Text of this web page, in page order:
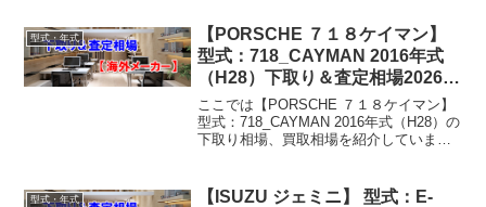
買取り相場：マイナス1万...
型式・年式
【PORSCHE ７１８ケイマン】
型式：718_CAYMAN 2016年式
（H28）下取り＆査定相場2026年
8月！
ここでは【PORSCHE ７１８ケイマン】
型式：718_CAYMAN 2016年式（H28）の
下取り相場、買取相場を紹介していま
り相場：マイナス1万円～...
型式・年式
【ISUZU ジェミニ】 型式：E-